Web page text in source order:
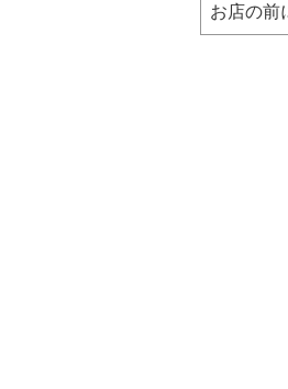
お店の前